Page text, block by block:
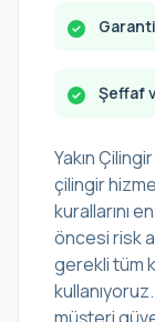
Şeffaf
Yakın
çilingir
kurallarını
öncesi risk
gerekli tüm